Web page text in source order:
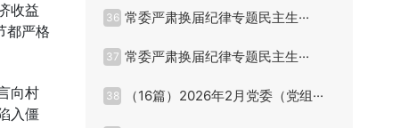
收益
都严格
向村
入僵
36 常委严肃换届纪律专题民主生···
37 常委严肃换届纪律专题民主生···
38 （16篇）2026年2月党委（党组···